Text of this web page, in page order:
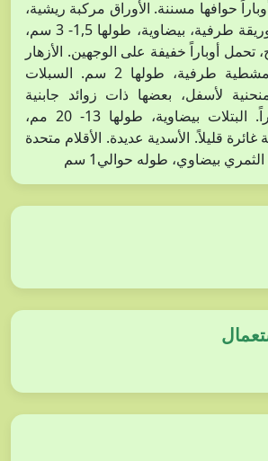
أوباراً حوافها مسننة. الأوراق مركبة ريشية،
الوريقات زوجين ووريقة طرفية، بيضاوية، طولها 1,5- 3 سم،
تحمل أوباراً خفيفة على الوجهين. الأزهار
تترب في نورات مشطية طرفية، طولها 2 سم. السبلات
لأسفل، بعضها ذات زوائد جابنية
رمحية، تحمل أوباراً. البتلات بيضاوية، طولها 13- 20 مم،
قليلاً. الأسدية عديدة. الأقلام متحدة
بيضاوي، طوله حوالي1 سم